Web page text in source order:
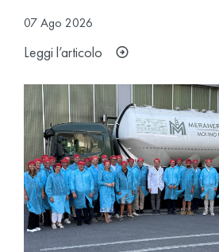
07Ago 2026
Leggi l’articolo